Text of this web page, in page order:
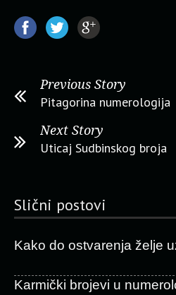
Previous Story
Pitagorina numerologija
Next Story
Uticaj Sudbinskog broja
Slični postovi
Kako do ostvarenja želje
Karmički brojevi u